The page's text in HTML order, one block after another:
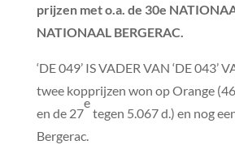
prijzen met o.a. de 30e
NATIONAAL BERGERAC.
‘DE 049’ IS VADER VAN ‘DE 043’
twee kopprijzen won op Orange (46
en de 27
e
tegen 5.067 d.) en nog
Bergerac.